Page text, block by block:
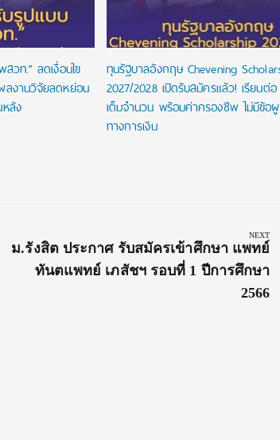
วท.” ลดเงื่อนไข
ลงานวิจัยลดหย่อน
ลัง
ทุนรัฐบาลอังกฤษ Chevening
2027/2028 เปิดรับสมัครแล้ว! เรียนต่
เต็มจำนวน พร้อมค่าครองชีพ ไม่มีข้อ
ทางการเงิน
NEXT
Next
Post:
ม.รังสิต ประกาศ รับสมัครเข้าศึกษา แพทย์
ทันตแพทย์ เภสัชฯ รอบที่ 1 ปีการศึกษา
2566